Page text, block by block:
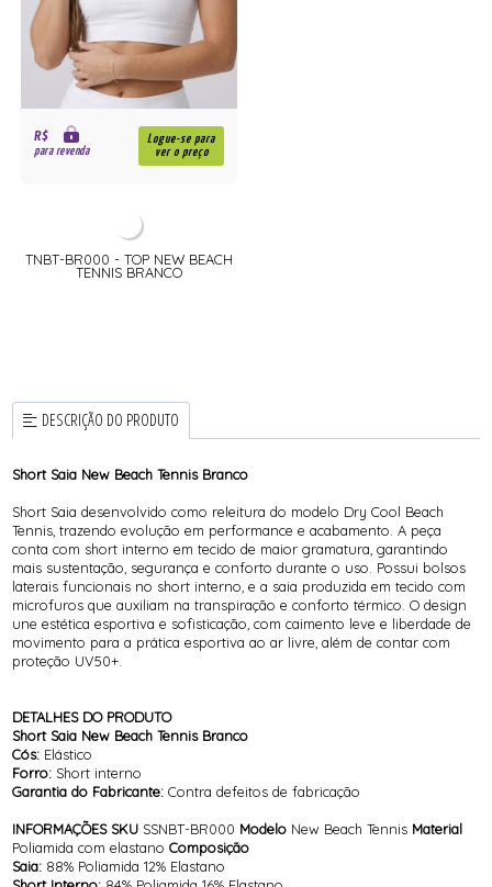
R$
para revenda
Logue-se para
ver o preço
TNBT-BR000 - TOP NEW BEACH
TENNIS BRANCO
DESCRIÇÃO DO PRODUTO
Short Saia New Beach Tennis Branco
Short Saia desenvolvido como releitura do modelo Dry Cool Beach
Tennis, trazendo evolução em performance e acabamento. A peça
conta com short interno em tecido de maior gramatura, garantindo
mais sustentação, segurança e conforto durante o uso. Possui bolsos
laterais funcionais no short interno, e a saia produzida em tecido com
microfuros que auxiliam na transpiração e conforto térmico. O design
une estética esportiva e sofisticação, com caimento leve e liberdade de
movimento para a prática esportiva ao ar livre, além de contar com
proteção UV50+.
DETALHES DO PRODUTO
Short Saia New Beach Tennis Branco
Cós: Elástico
Forro: Short interno
Garantia do Fabricante:Contra defeitos de fabricação
INFORMAÇÕES SKU SSNBT-BR000 Modelo New Beach Tennis Material
Poliamida com elastanoComposição
Saia: 88% Poliamida 12% Elastano